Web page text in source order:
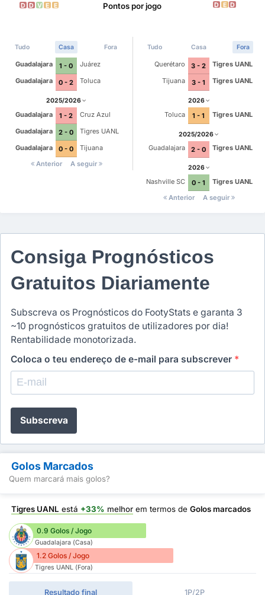
D D V E E
Pontos por jogo
D E D
Tudo Casa Fora
Guadalajara 1 - 0
Juárez
Guadalajara
0 - 2 Toluca
2025/2026
Guadalajara 1 - 2
Cruz Azul
Guadalajara
2 - 0
Tigres UANL
Guadalajara
0 - 0
Tijuana
Anterior
A seguir
Tudo Casa Fora
Querétaro 3 - 2
Tigres UANL
Tijuana
3 - 1 Tigres UANL
2026
Toluca 1 - 1 Tigres UANL
2025/2026
Guadalajara 2 - 0 Tigres UANL
2026
Nashville SC 0 - 1
Tigres UANL
Anterior
A seguir
Consiga Prognósticos
Gratuitos Diariamente
Subscreva os Prognósticos do FootyStats e garanta 3
~10 prognósticos gratuitos de utilizadores por dia!
Rentabilidade monotorizada.
Coloca o teu endereço de e-mail para subscrever *
Subscreva
Golos Marcados
Quem marcará mais golos?
Tigres UANL está +33% melhor em termos de Golos marcados
0.9 Golos / Jogo
Guadalajara (Casa)
1.2 Golos / Jogo
Tigres UANL (Fora)
Resultado final 1P/2P